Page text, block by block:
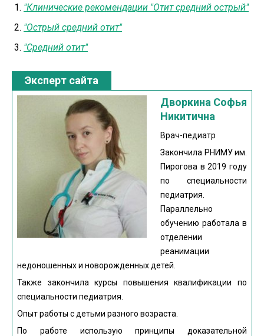
"Клинические рекомендации "Отит средний острый"
"Острый средний отит"
"Средний отит"
Эксперт сайта
Дворкина Софья
Никитична
Врач-педиатр
Закончила РНИМУ им.
Пирогова в 2019 году
по специальности
педиатрия.
Параллельно
обучению работала в
отделении
реанимации
недоношенных и новорожденных детей.
Также закончила курсы повышения квалификации по
специальности педиатрия.
Опыт работы с детьми разного возраста.
По работе использую принципы доказательной